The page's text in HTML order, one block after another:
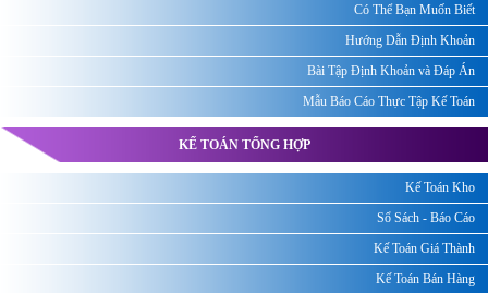
Có Thể Bạn Muốn Biết
Hướng Dẫn Định Khoản
Bài Tập Định Khoản và Đáp Án
Mẫu Báo Cáo Thực Tập Kế Toán
KẾ TOÁN TỔNG HỢP
Kế Toán Kho
Sổ Sách - Báo Cáo
Kế Toán Giá Thành
Kế Toán Bán Hàng